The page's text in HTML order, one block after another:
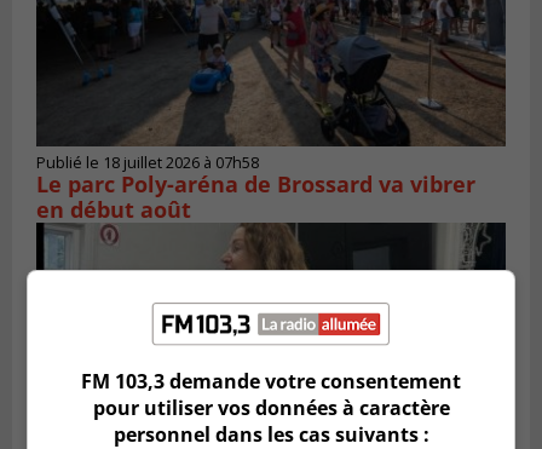
Publié le 18 juillet 2026 à 07h58
Le parc Poly-aréna de Brossard va vibrer
en début août
FM 103,3 demande votre consentement
pour utiliser vos données à caractère
personnel dans les cas suivants :